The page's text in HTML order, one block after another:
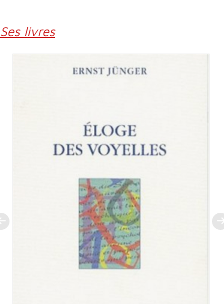
Ses livres